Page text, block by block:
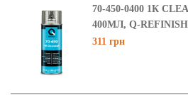
70-450-0400 1К
400МЛ, Q-REFINISH
311 грн